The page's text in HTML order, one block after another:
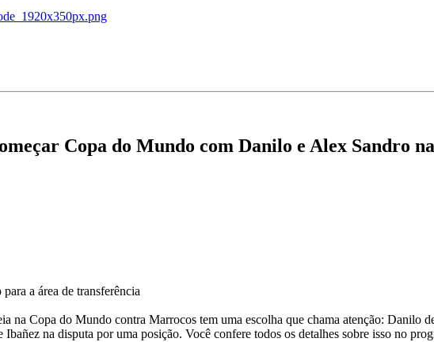
Copa do Mundo com Danilo e Alex Sandro
a área de transferência
na Copa do Mundo contra Marrocos tem uma escolha que chama atenção: Danilo
Ibañez na disputa por uma posição. Você confere todos os detalhes sobre isso no